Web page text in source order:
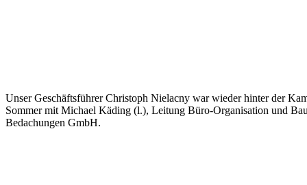
Unser Geschäftsführer Christoph Nielacny war wieder hinter der
Sommer mit Michael Käding (l.), Leitung Büro-Organisation und
Bedachungen GmbH.